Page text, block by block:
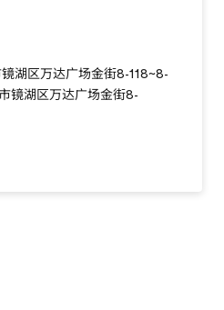
湖区万达广场金街8-118~8-
镜湖区万达广场金街8-